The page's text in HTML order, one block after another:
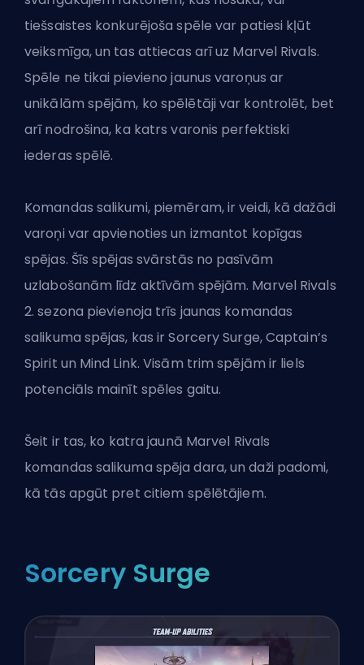
tiešsaistes konkurējoša spēle var patiesi kļūt
veiksmīga, un tas attiecas arī uz Marvel Rivals.
Spēle ne tikai pievieno jaunus varoņus ar
unikālām spējām, ko spēlētāji var kontrolēt, bet
arī nodrošina, ka katrs varonis perfektiski
iederas spēlē.
Komandas salikumi, piemēram, ir veidi, kā dažādi
varoņi var apvienoties un izmantot kopīgas
spējas. Šīs spējas svārstās no pasīvām
uzlabošanām līdz aktīvām spējām. Marvel Rivals
2. sezona pievienoja trīs jaunas komandas
salikuma spējas, kas ir Sorcery Surge, Captain’s
Spirit un Mind Link. Visām trim spējām ir liels
potenciāls mainīt spēles gaitu.
Šeit ir tas, ko katra jaunā Marvel Rivals
komandas salikuma spēja dara, un daži padomi,
kā tās apgūt pret citiem spēlētājiem.
Sorcery Surge